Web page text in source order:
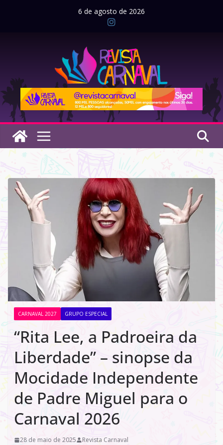
6 de agosto de 2026
CARNAVAL 2027 GRUPO ESPECIAL
“Rita Lee, a Padroeira da
Liberdade” – sinopse da
Mocidade Independente
de Padre Miguel para o
Carnaval 2026
28 de maio de 2025 Revista Carnaval